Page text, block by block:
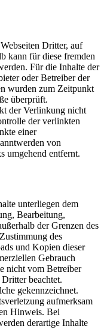
Dritter, auf
kann für diese fremden
Für die Inhalte der
oder Betreiber der
wurden zum Zeitpunkt
überprüft.
der Verlinkung nicht
der verlinkten
einer
von
umgehend entfernt.
unterliegen dem
Bearbeitung,
der Grenzen des
des
und Kopien dieser
Gebrauch
nicht vom Betreiber
beachtet.
gekennzeichnet.
aufmerksam
Hinweis. Bei
derartige Inhalte